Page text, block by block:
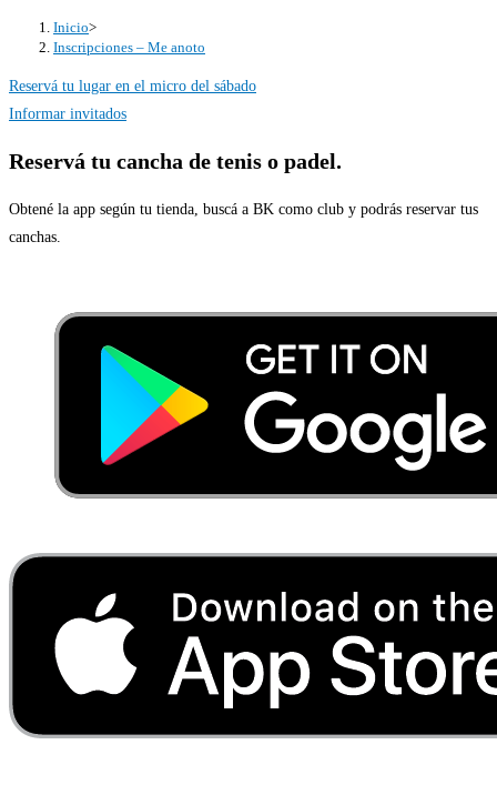
Inicio>
Inscripciones – Me anoto
Reservá tu lugar en el micro del sábado
Informar invitados
Reservá tu cancha de tenis o padel.
Obtené la app según tu tienda, buscá a BK como club y podrás reservar tus
canchas.